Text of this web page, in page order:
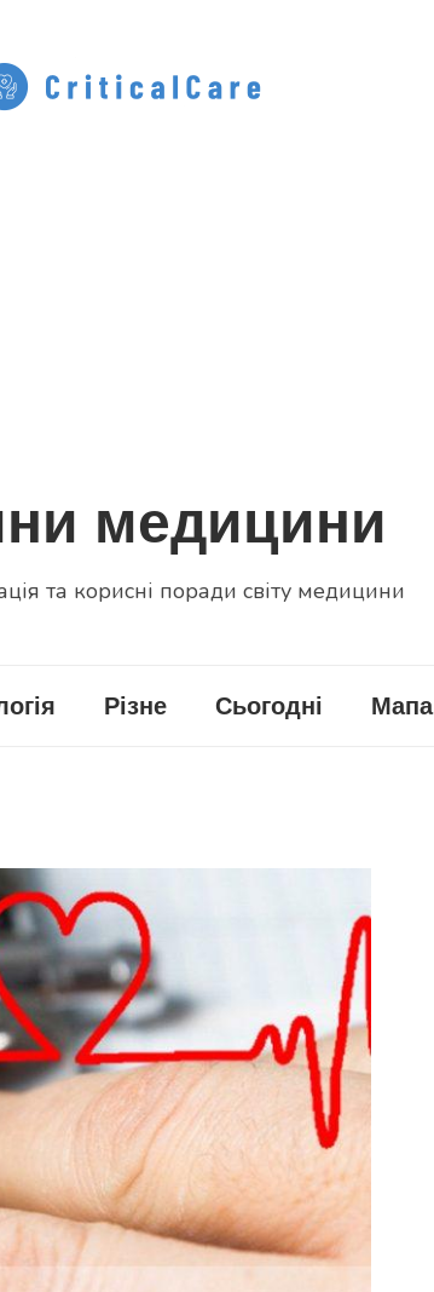
медицини
та корисні поради світу медицини
Різне Сьогодні Мапа